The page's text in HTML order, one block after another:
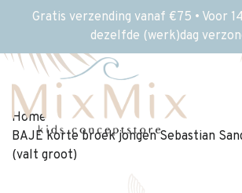
Gratis verzending vanaf €75 • Voor
dezelfde (werk)dag
Home
BAJE korte broek jongen Sebastian
(valt groot)